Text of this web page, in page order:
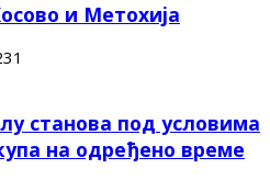
и Метохија
станова под условима
на одређено време